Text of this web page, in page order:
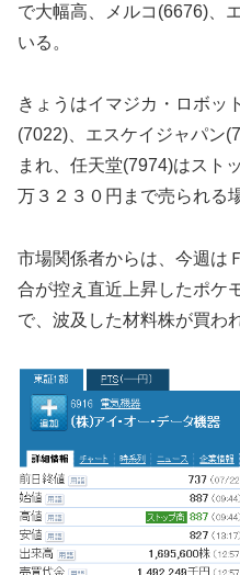
で大幅高、メルコ(6676)、
いる。
きょうはイマジカ・ロボッ
(7022)、エスケイジャパン
まれ、任天堂(7974)はスト
万３２３０円まで売られる
市場関係者からは、今週は
合が控え直近上昇したポケ
で、波及した材料株が買わ